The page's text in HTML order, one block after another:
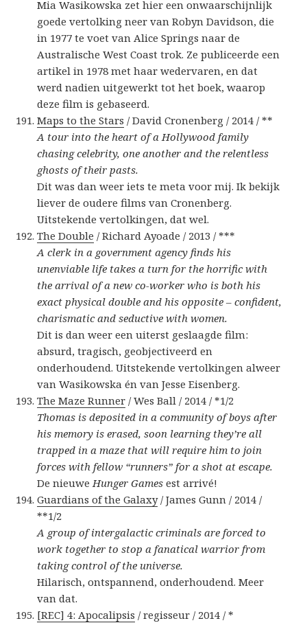
Mia Wasikowska zet hier een onwaarschijnlijk
goede vertolking neer van Robyn Davidson, die
in 1977 te voet van Alice Springs naar de
Australische West Coast trok. Ze publiceerde een
artikel in 1978 met haar wedervaren, en dat
werd nadien uitgewerkt tot het boek, waarop
deze film is gebaseerd.
Maps to the Stars / David Cronenberg / 2014 / **
A tour into the heart of a Hollywood family
chasing celebrity, one another and the relentless
ghosts of their pasts.
Dit was dan weer iets te meta voor mij. Ik bekijk
liever de oudere films van Cronenberg.
Uitstekende vertolkingen, dat wel.
The Double / Richard Ayoade / 2013 / ***
A clerk in a government agency finds his
unenviable life takes a turn for the horrific with
the arrival of a new co-worker who is both his
exact physical double and his opposite – confident,
charismatic and seductive with women.
Dit is dan weer een uiterst geslaagde film:
absurd, tragisch, geobjectiveerd en
onderhoudend. Uitstekende vertolkingen alweer
van Wasikowska én van Jesse Eisenberg.
The Maze Runner / Wes Ball / 2014 / *1/2
Thomas is deposited in a community of boys after
his memory is erased, soon learning they’re all
trapped in a maze that will require him to join
forces with fellow “runners” for a shot at escape.
De nieuweHunger Games est arrivé!
Guardians of the Galaxy/ James Gunn / 2014 /
**1/2
A group of intergalactic criminals are forced to
work together to stop a fanatical warrior from
taking control of the universe.
Hilarisch, ontspannend, onderhoudend. Meer
van dat.
[REC] 4: Apocalipsis / regisseur / 2014 / *